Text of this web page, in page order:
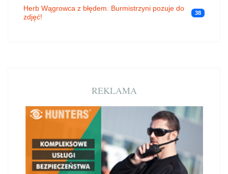
Herb Wągrowca z błędem. Burmistrzyni pozuje do
zdjęć!
38
REKLAMA